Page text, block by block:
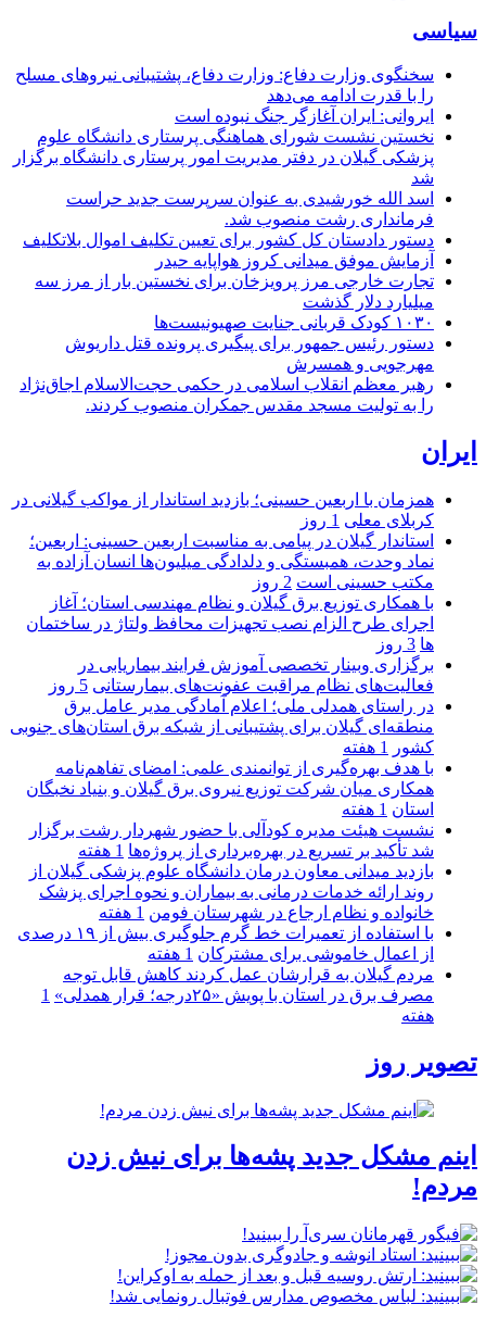
سیاسی
سخنگوی وزارت دفاع: وزارت دفاع، پشتیبانی نیرو‌های مسلح
را با قدرت ادامه می‌دهد
ایروانی: ایران آغازگر جنگ نبوده است
نخستین نشست شورای هماهنگی پرستاری دانشگاه علوم
پزشکی گیلان در دفتر مدیریت امور پرستاری دانشگاه برگزار
شد
اسد الله خورشیدی به عنوان سرپرست جدید حراست
فرمانداری رشت منصوب شد.
دستور دادستان کل کشور برای تعیین تکلیف اموال بلاتکلیف
آزمایش موفق میدانی کروز هواپایه حیدر
تجارت خارجی مرز پرویزخان برای نخستین بار از مرز سه
میلیارد دلار گذشت
۱۰۳۰ کودک قربانی جنایت صهیونیست‌ها
دستور رئیس جمهور برای پیگیری پرونده قتل داریوش
مهرجویی و همسرش
رهبر معظم انقلاب اسلامی در حکمی حجت‌الاسلام اجاق‌نژاد
را به تولیت مسجد مقدس جمکران منصوب کردند.
ایران
همزمان با اربعین حسینی؛ بازدید استاندار از مواکب گیلانی در
کربلای معلی 1 روز
استاندار گیلان در پیامی به مناسبت اربعین حسینی: اربعین؛
نماد وحدت، همبستگی و دلدادگی میلیون‌ها انسان آزاده به
مکتب حسینی است 2 روز
با همکاری توزیع برق گیلان و نظام مهندسی استان؛ آغاز
اجرای طرح الزام نصب تجهیزات محافظ ولتاژ در ساختمان
ها 3 روز
برگزاری وبینار تخصصی آموزش فرایند بیماریابی در
فعالیت‌های نظام مراقبت عفونت‌های بیمارستانی 5 روز
در راستای همدلی ملی؛ اعلام آمادگی مدیر عامل برق
منطقه‌ای گیلان برای پشتیبانی از شبكه برق استان‌های جنوبی
كشور
1 هفته
با هدف بهره‌گیری از توانمندی علمی: امضای تفاهم‌نامه
همكاری میان شركت توزیع نیروی برق گیلان و بنیاد نخبگان
استان 1 هفته
نشست هیئت مدیره کودآلی با حضور شهردار رشت برگزار
شد تأکید بر تسریع در بهره‌برداری از پروژه‌ها 1 هفته
بازدید میدانی معاون درمان دانشگاه علوم پزشکی گیلان از
روند ارائه خدمات درمانی به بیماران و نحوه اجرای پزشک
خانواده و نظام ارجاع در شهرستان فومن 1 هفته
با استفاده از تعمیرات خط گرم جلوگیری بیش از ۱۹ درصدی
از اعمال خاموشی برای مشتركان 1 هفته
مردم گیلان به قرارشان عمل کردند كاهش قابل توجه
مصرف برق در استان با پویش «۲۵درجه؛ قرار همدلی»
1
هفته
تصویر روز
اینم مشکل جدید پشه‌ها برای نیش زدن
مردم!